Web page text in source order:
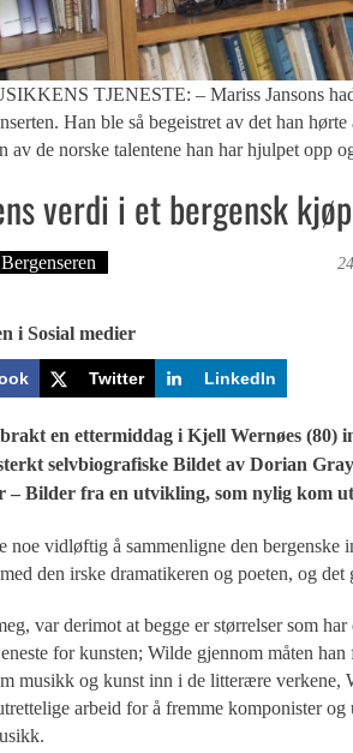
TJENESTE: – Mariss Jansons
Han ble så begeistret av det han
av de norske talentene han har hjulpet opp
verdi i et bergensk
Bergenseren
i Sosial medier
Twitter LinkedIn
en ettermiddag i Kjell Wernøes (80)
selvbiografiske Bildet av Dorian
– Bilder fra en utvikling, som nylig kom
noe vidløftig å sammenligne den
den irske dramatikeren og poeten, og
var derimot at begge er størrelser som har
for kunsten; Wilde gjennom måten han
musikk og kunst inn i de litterære verkene,
arbeid for å fremme komponister og